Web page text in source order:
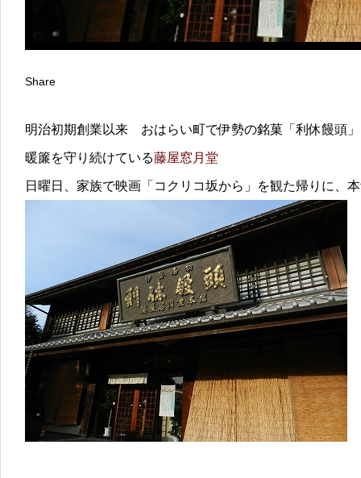
Share
明治初期創業以来 おはらい町で伊勢の銘菓「利休饅頭
暖簾を守り続けている藤屋窓月堂
日曜日、家族で映画「コクリコ坂から」を観た帰りに、